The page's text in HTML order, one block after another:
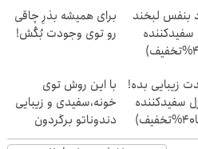
بنفس لبخند
برای همیشه بذرِ چاقی
رو توی وجودت بُکُش!
زیبایی بده!
سفیدکننده
با این روش توی
خونه،سفیدی و زیبایی
دندوناتو برگردون
(40%off)